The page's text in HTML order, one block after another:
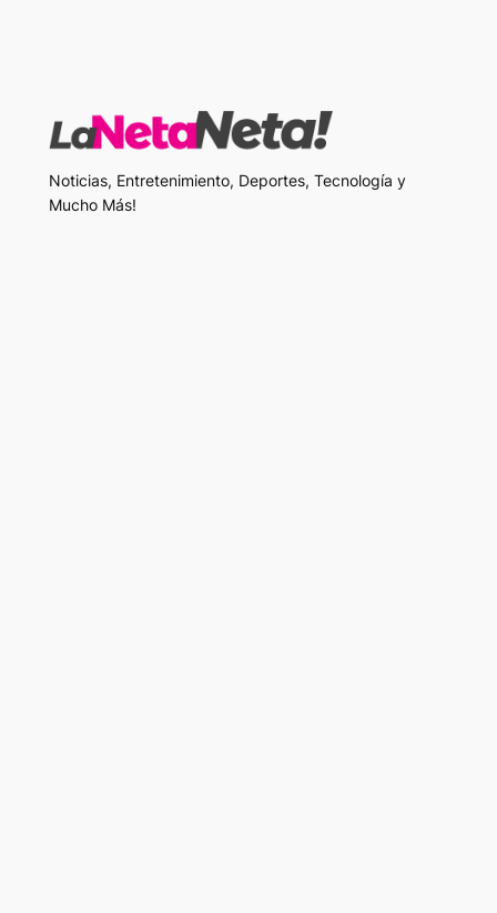
Noticias, Entretenimiento, Deportes, Tecnología y
Mucho Más!